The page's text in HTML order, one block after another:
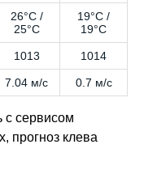
26°C /
25°C
19°C /
19°C
1013 1014
7.04 м/с 0.7 м/с
с сервисом
прогноз клева